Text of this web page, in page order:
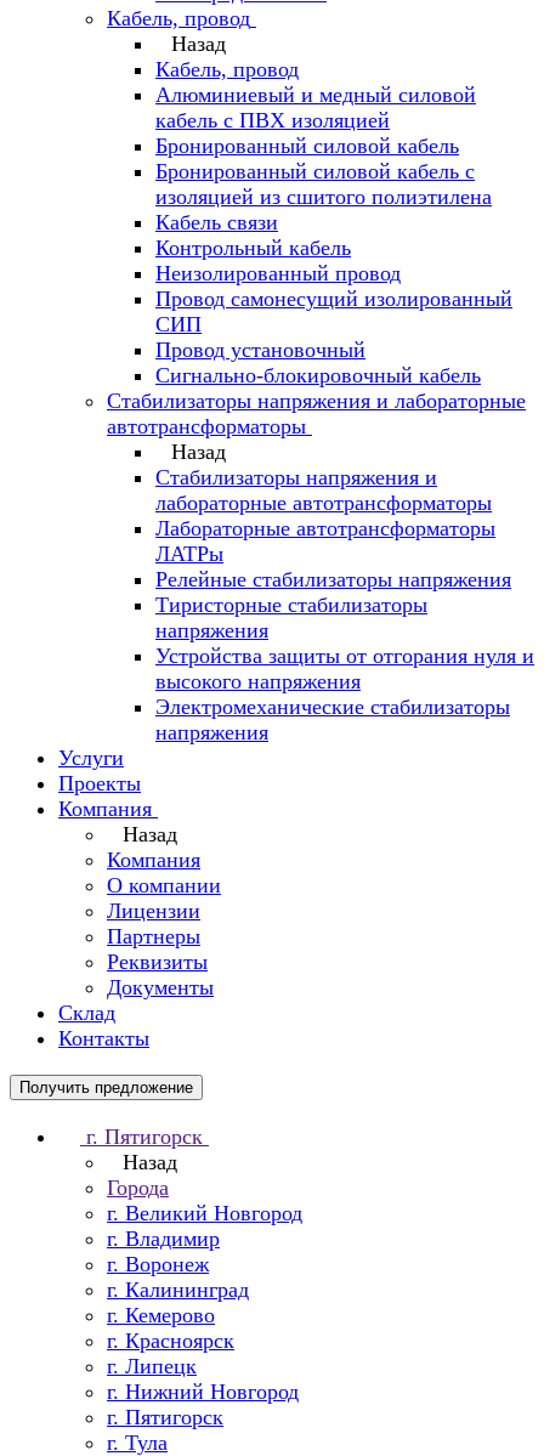
Кабель, провод
Назад
Кабель, провод
Алюминиевый и медный силовой
кабель с ПВХ изоляцией
Бронированный силовой кабель
Бронированный силовой кабель с
изоляцией из сшитого полиэтилена
Кабель связи
Контрольный кабель
Неизолированный провод
Провод самонесущий изолированный
СИП
Провод установочный
Сигнально-блокировочный кабель
Стабилизаторы напряжения и лабораторные
автотрансформаторы
Назад
Стабилизаторы напряжения и
лабораторные автотрансформаторы
Лабораторные автотрансформаторы
ЛАТРы
Релейные стабилизаторы напряжения
Тиристорные стабилизаторы
напряжения
Устройства защиты от отгорания нуля и
высокого напряжения
Электромеханические стабилизаторы
напряжения
Услуги
Проекты
Компания
Назад
Компания
О компании
Лицензии
Партнеры
Реквизиты
Документы
Склад
Контакты
Получить предложение
г. Пятигорск
Назад
Города
г. Великий Новгород
г. Владимир
г. Воронеж
г. Калининград
г. Кемерово
г. Красноярск
г. Липецк
г. Нижний Новгород
г. Пятигорск
г. Тула